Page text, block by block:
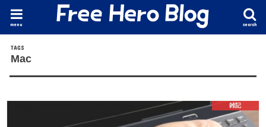
search
menu
Mac
雑記